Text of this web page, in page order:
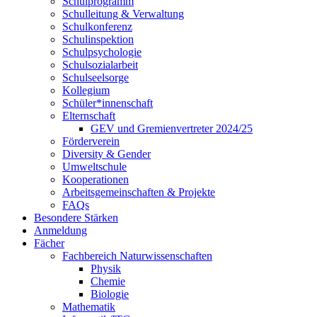
Schulleitung & Verwaltung
Schulkonferenz
Schulinspektion
Schulpsychologie
Schulsozialarbeit
Schulseelsorge
Kollegium
Schüler*innenschaft
Elternschaft
GEV und Gremienvertreter 2024/25
Förderverein
Diversity & Gender
Umweltschule
Kooperationen
Arbeitsgemeinschaften & Projekte
FAQs
Besondere Stärken
Anmeldung
Fächer
Fachbereich Naturwissenschaften
Physik
Chemie
Biologie
Mathematik